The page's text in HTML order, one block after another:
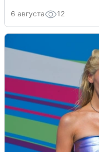
6 августа 12